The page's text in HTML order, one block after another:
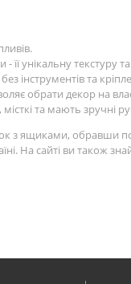
унікальну текстуру
інструментів та
обрати декор на
та мають зручні
з ящиками,
На сайті ви також